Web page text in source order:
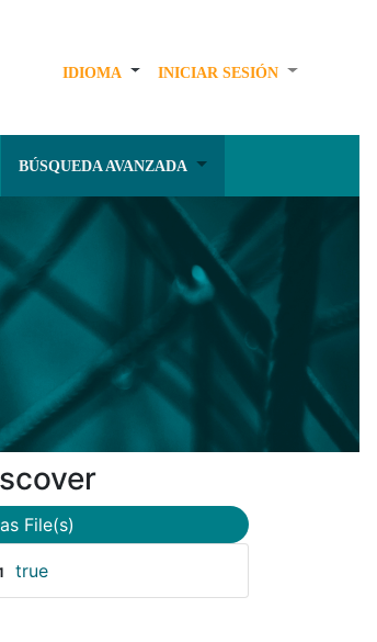
IDIOMA INICIAR SESIÓN
BÚSQUEDA AVANZADA
File(s)
true